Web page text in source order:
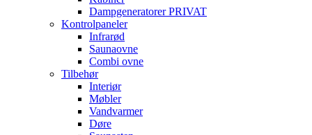
Dampgeneratorer PRIVAT
Kontrolpaneler
Infrarød
Saunaovne
Combi ovne
Tilbehør
Interiør
Møbler
Vandvarmer
Døre